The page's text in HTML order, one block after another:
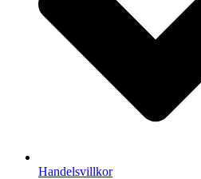
Handelsvillkor